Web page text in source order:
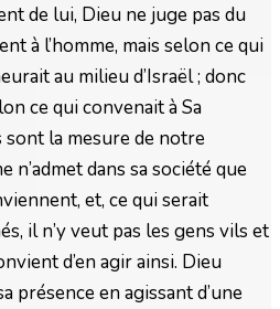
de lui, Dieu ne juge pas du
à l’homme, mais selon ce qui
au milieu d’Israël ; donc
ce qui convenait à Sa
la mesure de notre
n’admet dans sa société que
et, ce qui serait
il n’y veut pas les gens vils et
d’en agir ainsi. Dieu
présence en agissant d’une